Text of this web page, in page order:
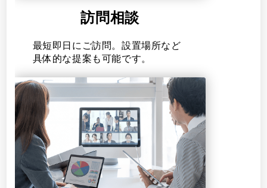
訪問相談
最短即日にご訪問。設置場所など
具体的な提案も可能です。